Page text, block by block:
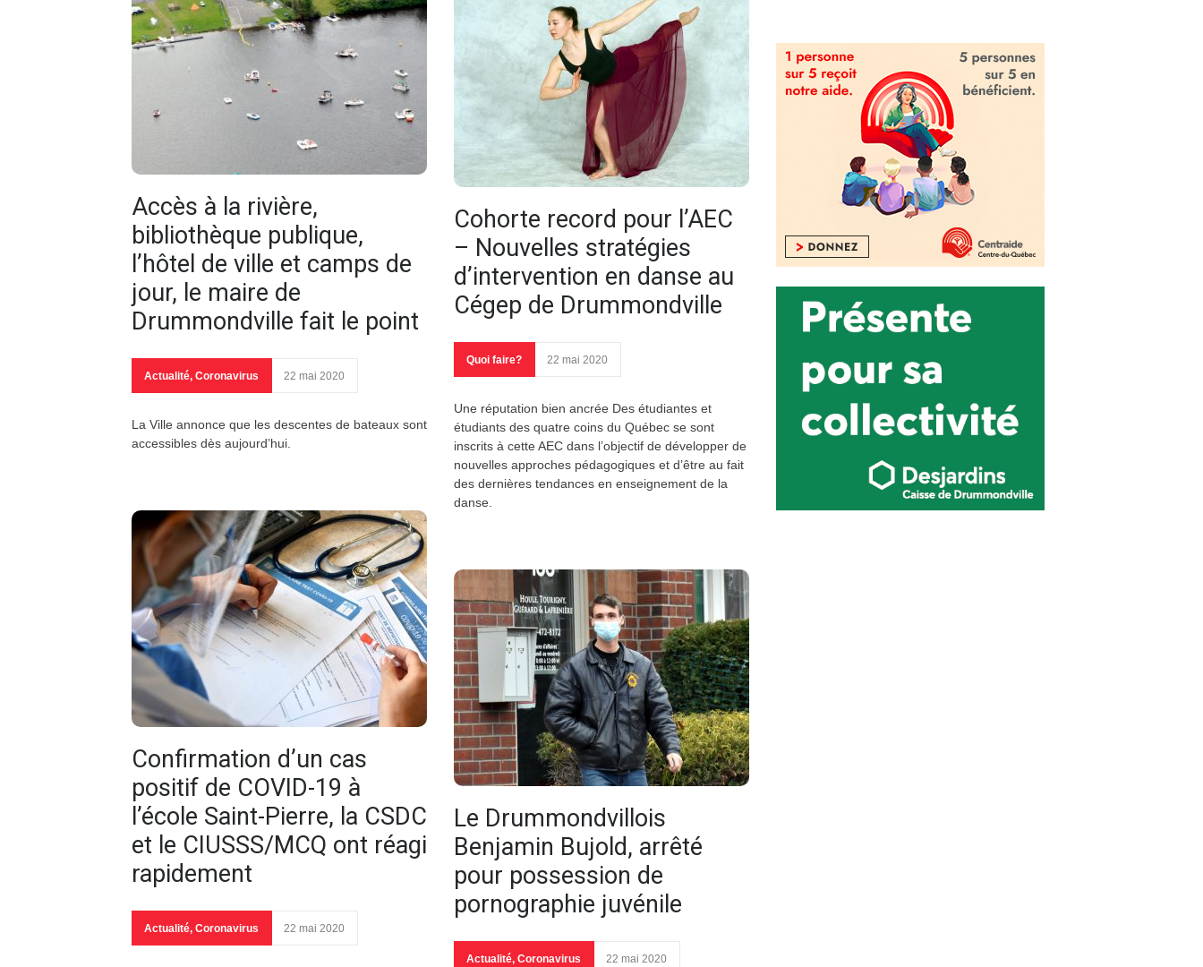
Accès à la rivière,
bibliothèque publique,
l’hôtel de ville et camps de
jour, le maire de
Drummondville fait le point
Actualité, Coronavirus 22 mai 2020
La Ville annonce que les descentes de bateaux sont
accessibles dès aujourd’hui.
Confirmation d’un cas
positif de COVID-19 à
l’école Saint-Pierre, la CSDC
et le CIUSSS/MCQ ont réagi
rapidement
Actualité, Coronavirus 22 mai 2020
Cohorte record pour l’AEC
– Nouvelles stratégies
d’intervention en danse au
Cégep de Drummondville
Quoi faire? 22 mai 2020
Une réputation bien ancrée Des étudiantes et
étudiants des quatre coins du Québec se sont
inscrits à cette AEC dans l’objectif de développer de
nouvelles approches pédagogiques et d’être au fait
des dernières tendances en enseignement de la
danse.
Le Drummondvillois
Benjamin Bujold, arrêté
pour possession de
pornographie juvénile
Actualité, Coronavirus 22 mai 2020
générale d'expérience à
l’APPAMM-Drummond
Actualité,La bonne nouvelle
Vingt55
27 mai 2020
COVID-19: Un immense cœur
à Drummondville en guise de
solidarité
Coronavirus
nouvelle Vingt55, Vidéos